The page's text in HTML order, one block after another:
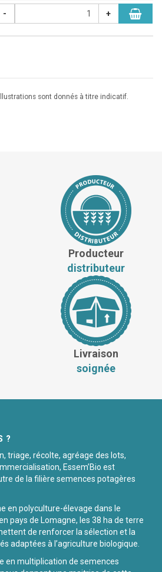
- +
sont donnés à titre indicatif.
Producteur
distributeur
Livraison
soignée
?
triage, récolte, agréage des lots,
Essem’Bio est
de la filière semences potagères
en polyculture-élevage dans le
pays de Lomagne, les 38 ha de terre
de renforcer la sélection et la
adaptées à l’agriculture biologique.
en multiplication de semences